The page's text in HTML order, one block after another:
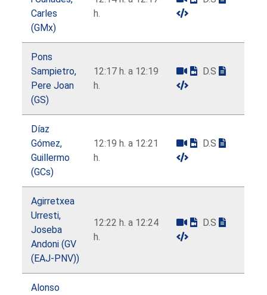
Carles
(GMx)
h.
Pons
Sampietro,
Pere Joan
(GS)
12:17 h. a 12:19
h.
D.S
Díaz
Gómez,
Guillermo
(GCs)
12:19 h. a 12:21
h.
D.S
Agirretxea
Urresti,
Joseba
Andoni (GV
(EAJ-PNV))
12:22 h. a 12:24
h.
D.S
Alonso